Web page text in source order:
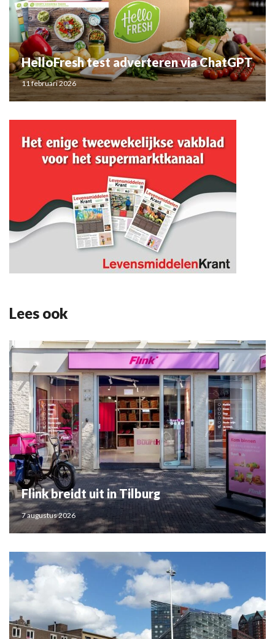
HelloFresh test adverteren via ChatGPT
11 februari 2026
Lees ook
Flink breidt uit in Tilburg
7 augustus 2026